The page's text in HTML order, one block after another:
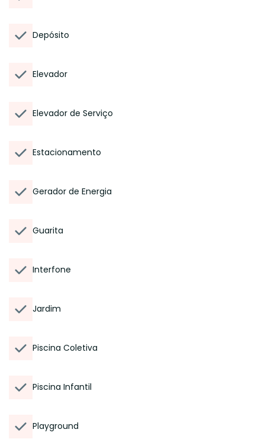
Depósito
Elevador
Elevador de Serviço
Estacionamento
Gerador de Energia
Guarita
Interfone
Jardim
Piscina Coletiva
Piscina Infantil
Playground